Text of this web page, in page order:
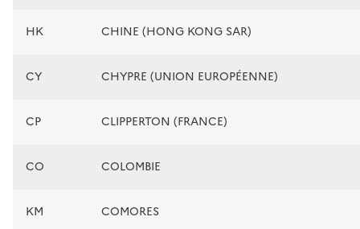
HK CHINE (HONG KONG SAR)
CY CHYPRE (UNION EUROPÉENNE)
CP CLIPPERTON (FRANCE)
CO COLOMBIE
KM COMORES